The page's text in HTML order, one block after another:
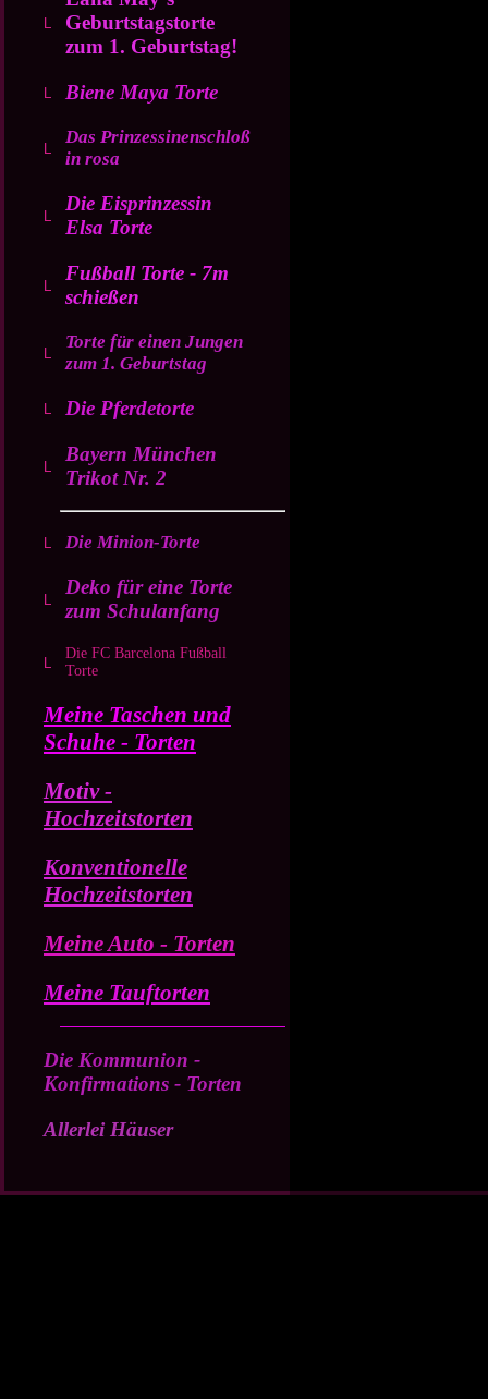
Geburtstagstorte
zum 1. Geburtstag!
Biene Maya Torte
Das Prinzessinenschloß
in rosa
Die Eisprinzessin
Elsa Torte
Fußball Torte - 7m
schießen
Torte für einen Jungen
zum 1. Geburtstag
Die Pferdetorte
Bayern München
Trikot Nr. 2
Die Minion-Torte
Deko für eine Torte
zum Schulanfang
Die FC Barcelona Fußball
Torte
Meine Taschen und
Schuhe - Torten
Motiv -
Hochzeitstorten
Konventionelle
Hochzeitstorten
Meine Auto - Torten
Meine Tauftorten
Die Kommunion -
Konfirmations - Torten
Allerlei Häuser